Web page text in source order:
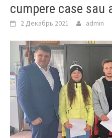
cumpere case sau
2 Декабрь 2021 admin